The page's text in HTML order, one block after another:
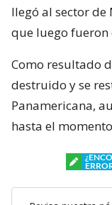
llegó al sector
que luego fueron
Como resultado
destruido y se
Panamericana,
hasta el